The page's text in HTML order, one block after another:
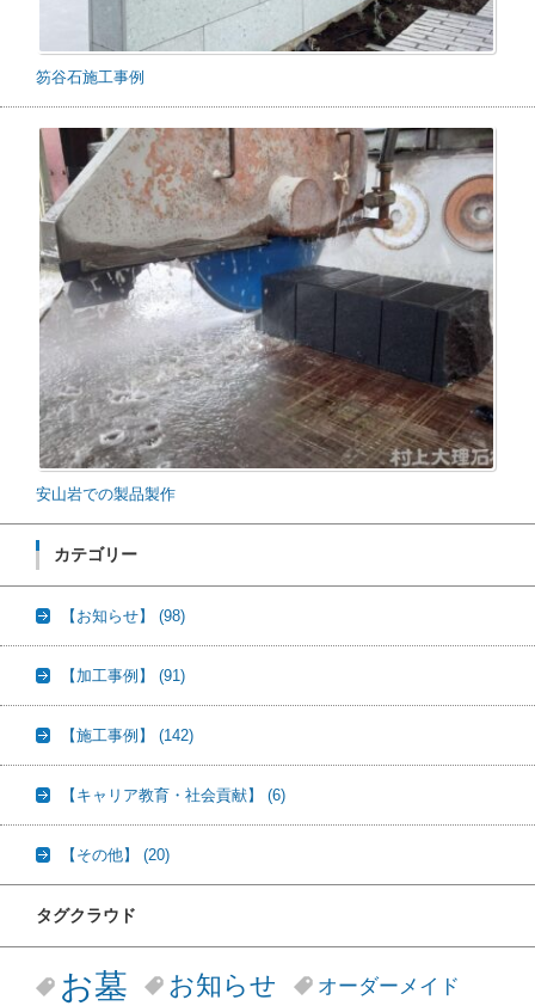
笏谷石施工事例
安山岩での製品製作
カテゴリー
【お知らせ】 (98)
【加工事例】 (91)
【施工事例】 (142)
【キャリア教育・社会貢献】 (6)
【その他】 (20)
タグクラウド
お墓 お知らせ オーダーメイド